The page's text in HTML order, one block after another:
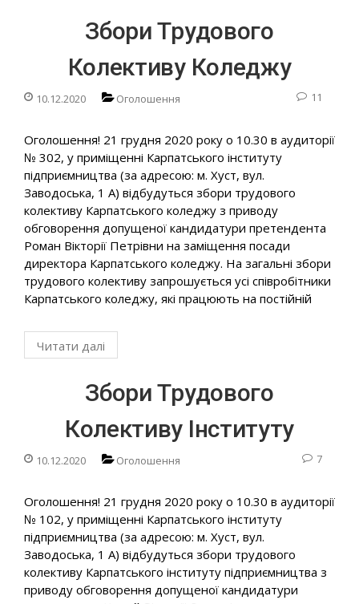
Збори Трудового
Колективу Коледжу
10.12.2020 Оголошення 11
Оголошення! 21 грудня 2020 року о 10.30 в аудиторії
№ 302, у приміщенні Карпатського інституту
підприємництва (за адресою: м. Хуст, вул.
Заводоська, 1 А) відбудуться збори трудового
колективу Карпатського коледжу з приводу
обговорення допущеної кандидатури претендента
Роман Вікторії Петрівни на заміщення посади
директора Карпатського коледжу. На загальні збори
трудового колективу запрошується усі співробітники
Карпатського коледжу, які працюють на постійній
Читати далі
Збори Трудового
Колективу Інституту
10.12.2020 Оголошення 7
Оголошення! 21 грудня 2020 року о 10.30 в аудиторії
№ 102, у приміщенні Карпатського інституту
підприємництва (за адресою: м. Хуст, вул.
Заводоська, 1 А) відбудуться збори трудового
колективу Карпатського інституту підприємництва з
приводу обговорення допущеної кандидатури